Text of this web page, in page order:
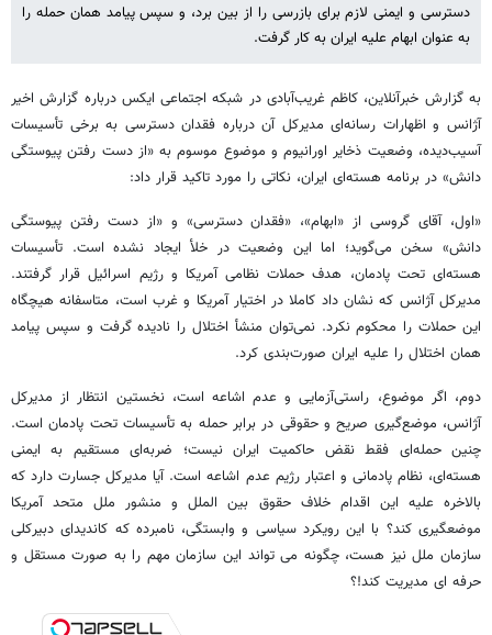
دسترسی و ایمنی لازم برای بازرسی را از بین برد، و سپس پیامد همان حمله را
به عنوان ابهام علیه ایران به کار گرفت.
به گزارش خبرآنلاین، کاظم غریب‌آبادی در شبکه اجتماعی ایکس درباره گزارش اخیر
آژانس و اظهارات رسانه‌ای مدیرکل آن درباره فقدان دسترسی به برخی تأسیسات
آسیب‌دیده، وضعیت ذخایر اورانیوم و موضوع موسوم به «از دست رفتن پیوستگی
دانش» در برنامه هسته‌ای ایران، نکاتی را مورد تاکید قرار داد:
«اول، آقای گروسی از «ابهام»، «فقدان دسترسی» و «از دست رفتن پیوستگی
دانش» سخن می‌گوید؛ اما این وضعیت در خلأ ایجاد نشده است. تأسیسات
هسته‌ای تحت پادمان، هدف حملات نظامی آمریکا و رژیم اسرائیل قرار گرفتند.
مدیرکل آژانس که نشان داد کاملا در اختیار آمریکا و غرب است، متاسفانه هیچگاه
این حملات را محکوم نکرد. نمی‌توان منشأ اختلال را نادیده گرفت و سپس پیامد
همان اختلال را علیه ایران صورت‌بندی کرد.
دوم، اگر موضوع، راستی‌آزمایی و عدم اشاعه است، نخستین انتظار از مدیرکل
آژانس، موضع‌گیری صریح و حقوقی در برابر حمله به تأسیسات تحت پادمان است.
چنین حمله‌ای فقط نقض حاکمیت ایران نیست؛ ضربه‌ای مستقیم به ایمنی
هسته‌ای، نظام پادمانی و اعتبار رژیم عدم اشاعه است. آیا مدیرکل جسارت دارد که
بالاخره علیه این اقدام خلاف حقوق بین الملل و منشور ملل متحد آمریکا
موضعگیری کند؟ با این رویکرد سیاسی و وابستگی، نامبرده که کاندیدای دبیرکلی
سازمان ملل نیز هست، چگونه می تواند این سازمان مهم را به صورت مستقل و
حرفه ای مدیریت کند!؟